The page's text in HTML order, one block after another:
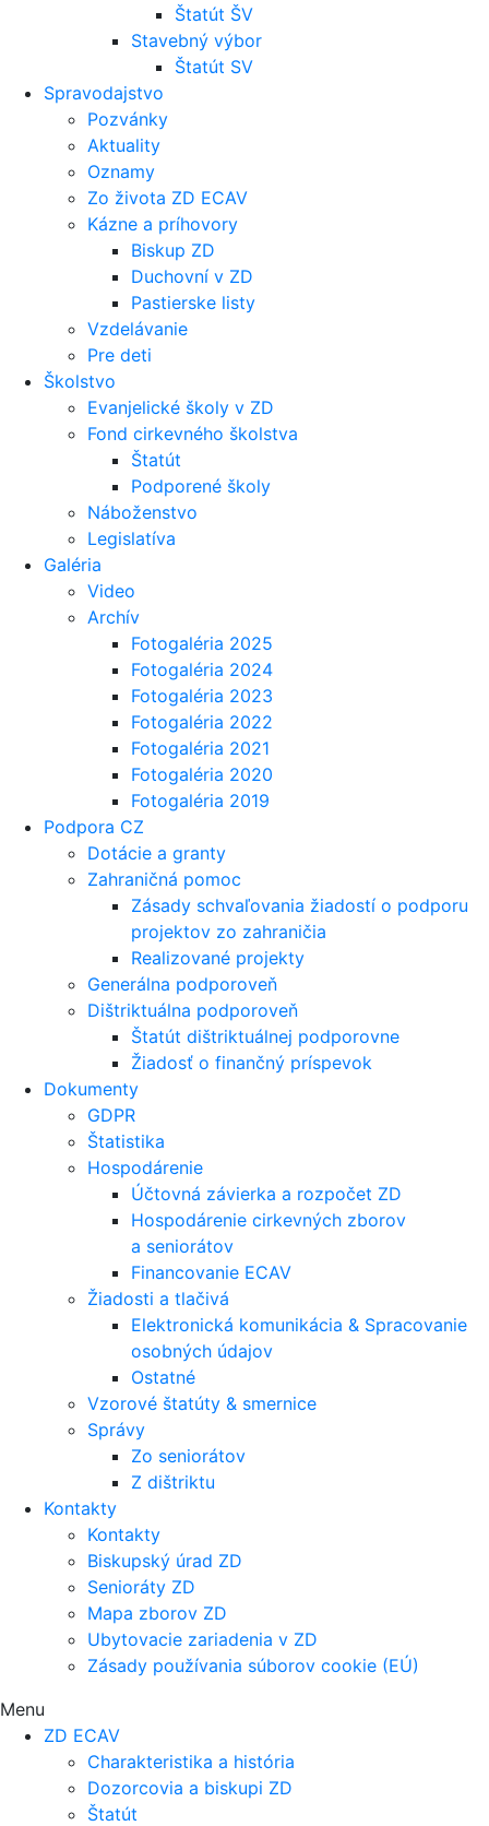
Štatút ŠV
Stavebný výbor
Štatút SV
Spravodajstvo
Pozvánky
Aktuality
Oznamy
Zo života ZD ECAV
Kázne a príhovory
Biskup ZD
Duchovní v ZD
Pastierske listy
Vzdelávanie
Pre deti
Školstvo
Evanjelické školy v ZD
Fond cirkevného školstva
Štatút
Podporené školy
Náboženstvo
Legislatíva
Galéria
Video
Archív
Fotogaléria 2025
Fotogaléria 2024
Fotogaléria 2023
Fotogaléria 2022
Fotogaléria 2021
Fotogaléria 2020
Fotogaléria 2019
Podpora CZ
Dotácie a granty
Zahraničná pomoc
Zásady schvaľovania žiadostí o podporu
projektov zo zahraničia
Realizované projekty
Generálna podporoveň
Dištriktuálna podporoveň
Štatút dištriktuálnej podporovne
Žiadosť o finančný príspevok
Dokumenty
GDPR
Štatistika
Hospodárenie
Účtovná závierka a rozpočet ZD
Hospodárenie cirkevných zborov
a seniorátov
Financovanie ECAV
Žiadosti a tlačivá
Elektronická komunikácia & Spracovanie
osobných údajov
Ostatné
Vzorové štatúty & smernice
Správy
Zo seniorátov
Z dištriktu
Kontakty
Kontakty
Biskupský úrad ZD
Senioráty ZD
Mapa zborov ZD
Ubytovacie zariadenia v ZD
Zásady používania súborov cookie (EÚ)
Menu
ZD ECAV
Charakteristika a história
Dozorcovia a biskupi ZD
Štatút